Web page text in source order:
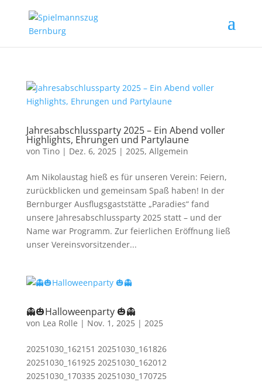
Jahresabschlussparty 2025 – Ein Abend voller
Highlights, Ehrungen und Partylaune
von Tino| Dez. 6, 2025| 2025, Allgemein
Am Nikolaustag hieß es für unseren Verein: Feiern,
zurückblicken und gemeinsam Spaß haben! In der
Bernburger Ausflugsgaststätte „Paradies“ fand
unsere Jahresabschlussparty 2025 statt – und der
Name war Programm. Zur feierlichen Eröffnung ließ
unser Vereinsvorsitzender...
👻🎃Halloweenparty 🎃👻
von Lea Rolle | Nov. 1, 2025| 2025
20251030_162151 20251030_161826
20251030_161925 20251030_162012
20251030_170335 20251030_170725